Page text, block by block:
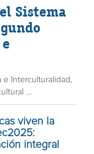
Sistema
Interculturalidad,
...
viven la
integral